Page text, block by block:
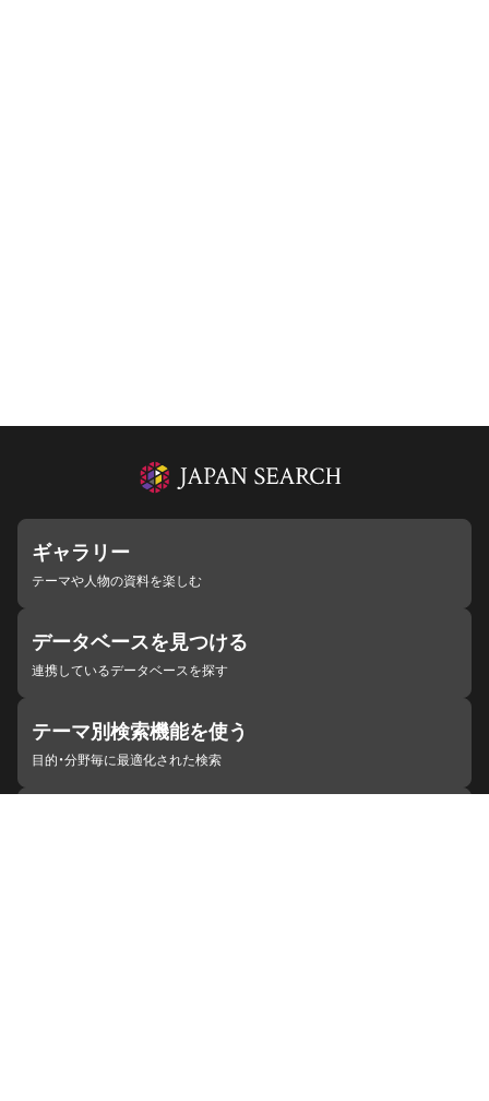
ギャラリー
テーマや人物の資料を楽しむ
データベースを見つける
連携しているデータベースを探す
テーマ別検索機能を使う
目的・分野毎に最適化された検索